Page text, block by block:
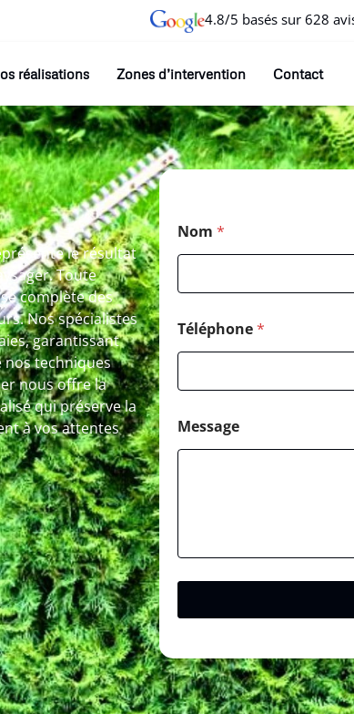
4.8/5 basés sur 628
réalisations Zones d’intervention Contact
le résultat
Toute
complète des
Nos spécialistes
garantissant
nos techniques
nous offre la
qui préserve la
à vos attentes
Nom *
Téléphone*
Message